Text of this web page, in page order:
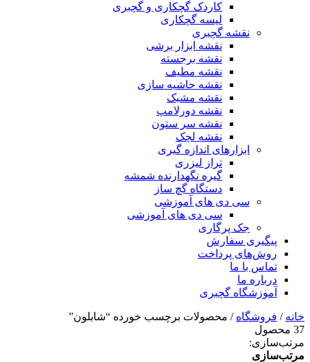
کاردک گچکاری و گچبری
لیسه گچکاری
نقشه گچبری
نقشه ابزار برشی
نقشه برجسته
نقشه مطیف
نقشه حاشیه سازی
نقشه مشبک
نقشه دورلامپ
نقشه سر ستون
نقشه لچک
ابزارهای اندازه گیری
تراز لیزری
گیره نگهدارنده شمشه
دستگاه گچ ساز
سی دی های آموزشی
سی دی های آموزشی
جک پرگاری
پیگیری سفارش
روش‌های پرداخت
تماس با ما
درباره ما
آموزشگاه گچبری
خانه / فروشگاه / محصولات برچسب خورده “شابلون”
37 محصول
مرتب‌سازی:
مرتب‌سازی